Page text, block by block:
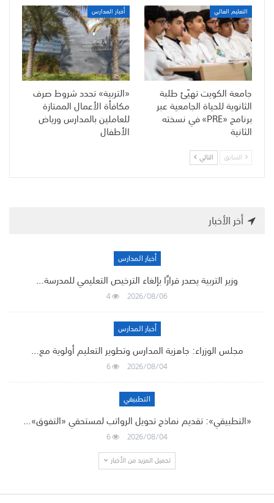
التعليم العالي
جامعة الكويت تهيّئ طلبة
الثانوية للحياة الجامعية عبر
برنامج «PRE» في نسخته
الثانية
أخبار المدارس
«التربية» تحدد شروط صرف
مكافأة الأعمال الممتازة
للعاملين بالمدارس ورياض
الأطفال
السابق التالي
أخر الأخبار
أخبار المدارس
وزير التربية يصدر قرارًا بإلغاء الترخيص التعليمي للمدرسة…
2026/08/06
4
أخبار المدارس
مجلس الوزراء: جاهزية المدارس وتطوير التعليم أولوية مع…
2026/08/04
6
التطبيقي
«التطبيقي»: تقديم نماذج تحويل الرواتب لمستحقي «التفوق»…
2026/08/04
6
تحميل المزيد من الأخبار